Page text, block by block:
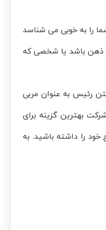
را به خوبی می شناسد
ذهن باشد یا شخصی که
رئیس به عنوان مربی
بهترین گزینه برای
را داشته باشید. به